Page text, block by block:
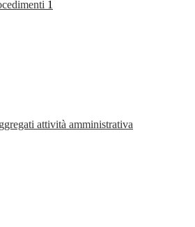
1
attività amministrativa